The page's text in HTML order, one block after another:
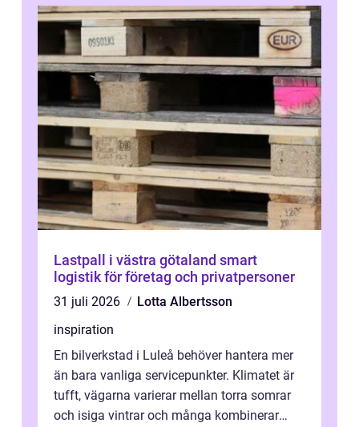
Lastpall i västra götaland smart
logistik för företag och privatpersoner
31 juli 2026
Lotta Albertsson
inspiration
En bilverkstad i Luleå behöver hantera mer
än bara vanliga servicepunkter. Klimatet är
tufft, vägarna varierar mellan torra somrar
och isiga vintrar och många kombinerar